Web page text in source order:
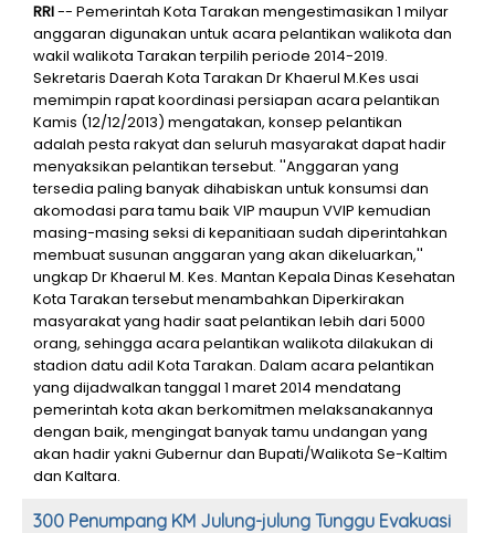
RRI-- Pemerintah Kota Tarakan mengestimasikan 1 milyar
anggaran digunakan untuk acara pelantikan walikota dan
wakil walikota Tarakan terpilih periode 2014-2019.
Sekretaris Daerah Kota Tarakan Dr Khaerul M.Kes usai
memimpin rapat koordinasi persiapan acara pelantikan
Kamis (12/12/2013) mengatakan, konsep pelantikan
adalah pesta rakyat dan seluruh masyarakat dapat hadir
menyaksikan pelantikan tersebut. ''Anggaran yang
tersedia paling banyak dihabiskan untuk konsumsi dan
akomodasi para tamu baik VIP maupun VVIP kemudian
masing-masing seksi di kepanitiaan sudah diperintahkan
membuat susunan anggaran yang akan dikeluarkan,''
ungkap Dr Khaerul M. Kes. Mantan Kepala Dinas Kesehatan
Kota Tarakan tersebut menambahkan Diperkirakan
masyarakat yang hadir saat pelantikan lebih dari 5000
orang, sehingga acara pelantikan walikota dilakukan di
stadion datu adil Kota Tarakan. Dalam acara pelantikan
yang dijadwalkan tanggal 1 maret 2014 mendatang
pemerintah kota akan berkomitmen melaksanakannya
dengan baik, mengingat banyak tamu undangan yang
akan hadir yakni Gubernur dan Bupati/Walikota Se-Kaltim
dan Kaltara.
300 Penumpang KM Julung-julung Tunggu Evakuasi